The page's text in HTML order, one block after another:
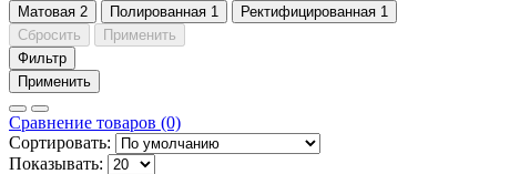
Матовая 2 Полированная 1 Ректифицированная 1
Сбросить
Применить
Фильтр
Применить
Сравнение товаров (0)
Сортировать:
Показывать: